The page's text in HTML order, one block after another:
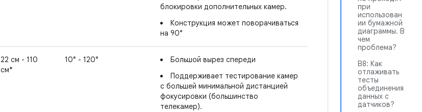
при
использован
ии бумажной
диаграммы. В
чем
проблема?
В8: Как
отлаживать
тесты
объединения
данных с
датчиков?
блокировки дополнительных камер.
Конструкция может поворачиваться
на 90°
22 см - 110
см*
10° - 120°
Большой вырез спереди
Поддерживает тестирование камер
с большей минимальной дистанцией
фокусировки (большинство
телекамер).